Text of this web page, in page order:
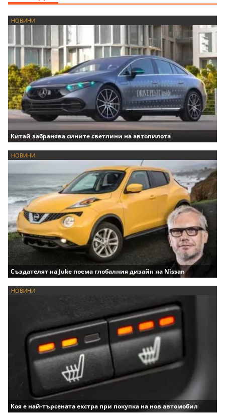
НОВИНИ
Китай забранява сините светлини на автопилота
НОВИНИ
Създателят на Juke поема глобалния дизайн на Nissan
НОВИНИ
Коя е най-търсената екстра при покупка на нов автомобил